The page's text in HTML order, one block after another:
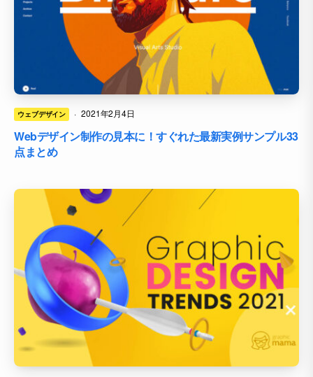
ウェブデザイン · 2021年2月4日
Webデザイン制作の見本に！すぐれた最新実例サンプル33
点まとめ